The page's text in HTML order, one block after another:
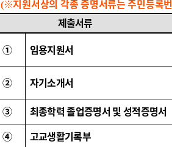
(※지원서상의 각종 증명서류는 주민등록
제출서류
① 임용지원서
② 자기소개서
③ 최종학력 졸업증명서 및 성적증명서
④
고교생활기록부